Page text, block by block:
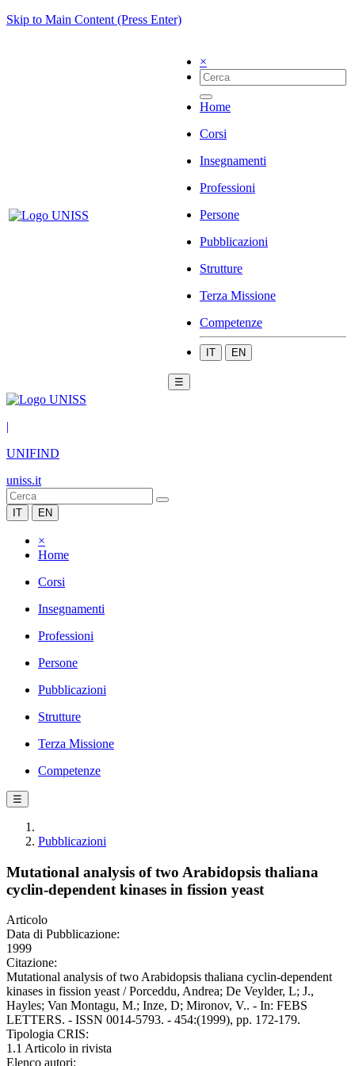
Skip to Main Content (Press Enter)
×
Home
Corsi
Insegnamenti
Professioni
Persone
Pubblicazioni
Strutture
Terza Missione
Competenze
IT EN
☰
|
UNIFIND
uniss.it
IT EN
×
Home
Corsi
Insegnamenti
Professioni
Persone
Pubblicazioni
Strutture
Terza Missione
Competenze
☰
Pubblicazioni
Mutational analysis of two Arabidopsis thaliana
cyclin-dependent kinases in fission yeast
Articolo
Data di Pubblicazione:
1999
Citazione:
Mutational analysis of two Arabidopsis thaliana cyclin-dependent
kinases in fission yeast / Porceddu, Andrea; De Veylder, L; J.,
Hayles; Van Montagu, M.; Inze, D; Mironov, V.. - In: FEBS
LETTERS. - ISSN 0014-5793. - 454:(1999), pp. 172-179.
Tipologia CRIS:
1.1 Articolo in rivista
Elenco autori: